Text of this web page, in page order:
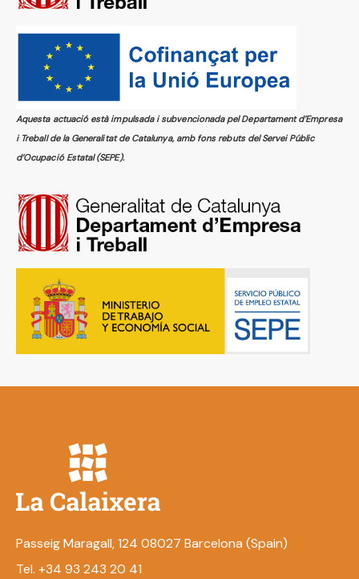
Aquesta actuació està impulsada i subvencionada pel Departament d’Empresa
i Treball de la Generalitat de Catalunya, amb fons rebuts del Servei Públic
d’Ocupació Estatal (SEPE).
Passeig Maragall, 124 08027 Barcelona (Spain)
Tel. +34 93 243 20 41